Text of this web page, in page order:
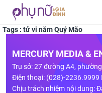
Tags : tử vi năm Quý Mão
MERCURY MEDIA &
Trụ sở: 27 đường A4,
Điện thoại: (028)-2236.9999
Chịu trách nhiệm nội dung: